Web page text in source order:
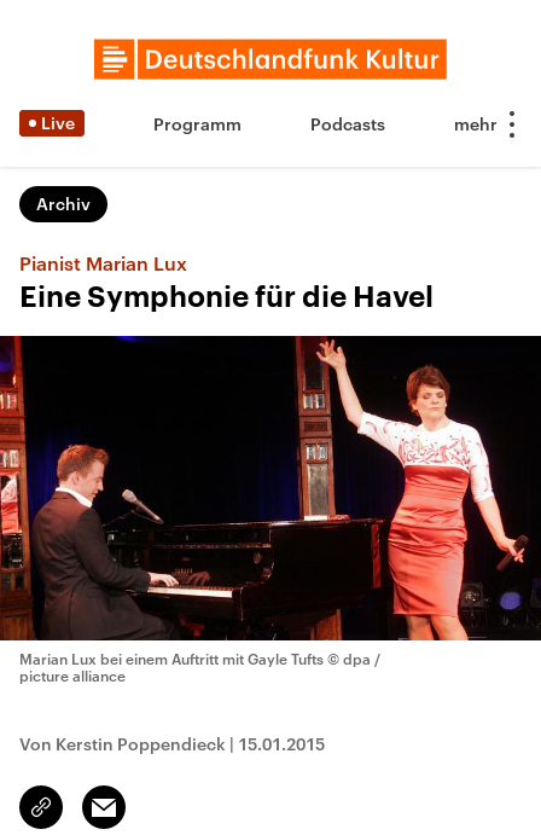
Live Programm Podcasts
Archiv
Pianist Marian Lux
Eine Symphonie für die Havel
Marian Lux bei einem Auftritt mit Gayle Tufts © dpa /
picture alliance
Von Kerstin Poppendieck | 15.01.2015
Link
kopieren/teilen
Email